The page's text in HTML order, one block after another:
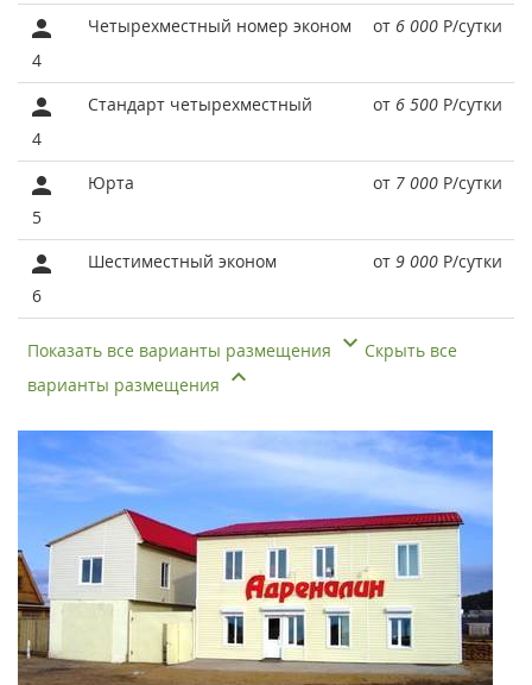
4
Четырехместный номер эконом от 6 000 Р/сутки
4
Стандарт четырехместный от 6 500 Р/сутки
5
Юрта от 7 000 Р/сутки
6
Шестиместный эконом от 9 000 Р/сутки
Показать все варианты размещения
Скрыть все
варианты размещения